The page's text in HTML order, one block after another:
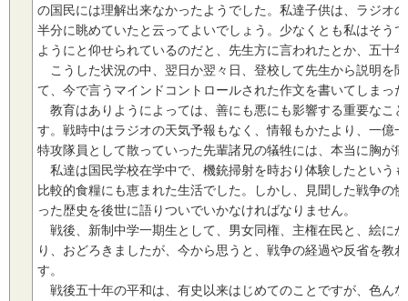
の国民には理解出来なかったようでした。私達子供は、ラジオ
半分に眺めていたと云ってよいでしょう。少なくとも私はそう
ようにと仰せられているのだと、先生方に言われたとか、五十
こうした状況の中、翌日か翌々日、登校して先生から説明を
て、今で言うマインドコントロールされた作文を書いてしまっ
教育はありようによっては、善にも悪にも影響する重要なこ
す。戦時中はラジオの天気予報もなく、情報もかたより、一億
特攻隊員として散っていった先輩諸兄の犠牲には、本当に胸が
私達は国民学校在学中で、機銃掃射を時おり体験したという
比較的食糧にも恵まれた生活でした。しかし、見聞した戦争の
った歴史を後世に語りついでいかなければなりません。
戦後、新制中学一期生として、男女同権、主権在民と、絵に
り、おどろきましたが、今から思うと、戦争の経過や反省を教
す。
戦後五十年の平和は、有史以来はじめてのことですが、色ん